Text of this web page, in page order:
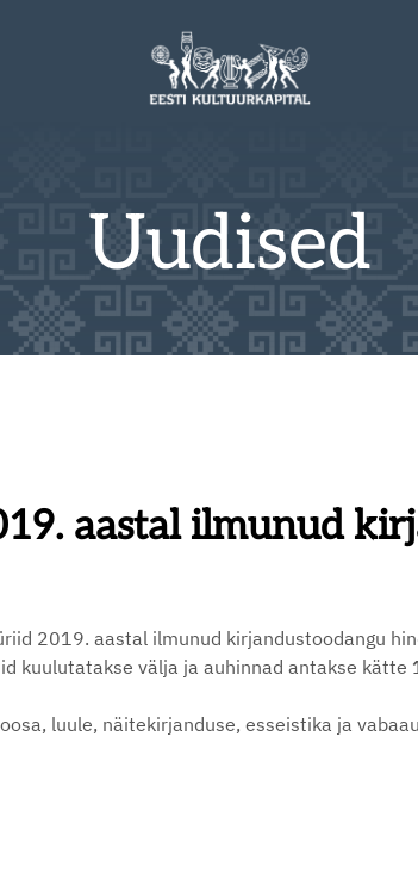
Uudised
aastal ilmunud
2019. aastal ilmunud kirjandustoodangu
kuulutatakse välja ja auhinnad antakse kätte
luule, näitekirjanduse, esseistika ja